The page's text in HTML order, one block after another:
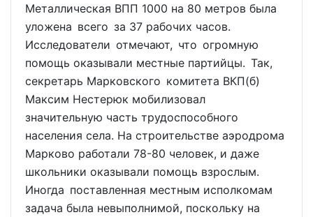
Металлическая ВПП 1000 на 80 метров была
уложена всего за 37 рабочих часов.
Исследователи отмечают, что огромную
помощь оказывали местные партийцы. Так,
секретарь Марковского комитета ВКП(б)
Максим Нестерюк мобилизовал
значительную часть трудоспособного
населения села. На строительстве аэродрома
Марково работали 78-80 человек, и даже
школьники оказывали помощь взрослым.
Иногда поставленная местным исполкомам
задача была невыполнимой, поскольку на